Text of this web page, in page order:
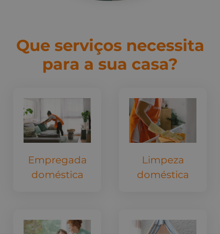
Que serviços necessita
para a sua casa?
Empregada
doméstica
Limpeza
doméstica